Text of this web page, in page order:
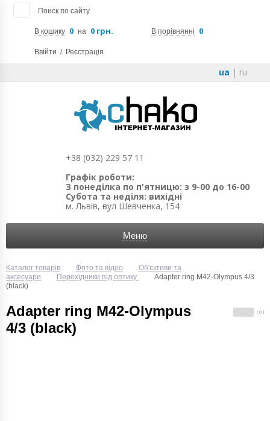
Поиск по сайту
В кошику 0 на 0 грн. В порівнянні 0
Ввійти / Реєстрація
ua | ru
+38 (032) 229 57 11
Графік роботи:
З понеділка по п'ятницю: з 9-00 до 16-00
Субота та неділя: вихідні
м. Львів, вул Шевченка, 154
Меню
Каталог товарів Фото та відео
Об'єктиви та
аксесуари
Перехідники під оптику
Adapter ring M42-Olympus 4/3
(black)
Adapter ring M42-Olympus
4/3 (black)
( 0 )